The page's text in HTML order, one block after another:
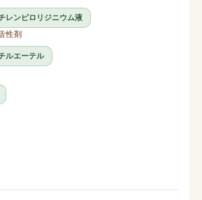
レンピロリジニウム液
性剤
ルエーテル